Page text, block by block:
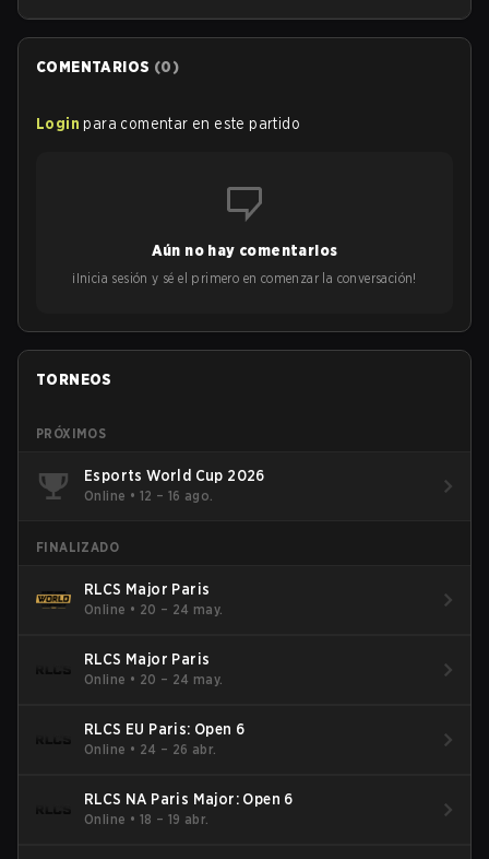
cosméticos coleccionables.
COMENTARIOS (0)
Login para comentar en este partido
Aún no hay comentarios
¡Inicia sesión y sé el primero en comenzar la conversación!
TORNEOS
PRÓXIMOS
Esports World Cup 2026
Online • 12 – 16 ago.
FINALIZADO
RLCS Major Paris
Online • 20 – 24 may.
RLCS Major Paris
Online • 20 – 24 may.
RLCS EU Paris: Open 6
Online • 24 – 26 abr.
RLCS NA Paris Major: Open 6
Online • 18 – 19 abr.